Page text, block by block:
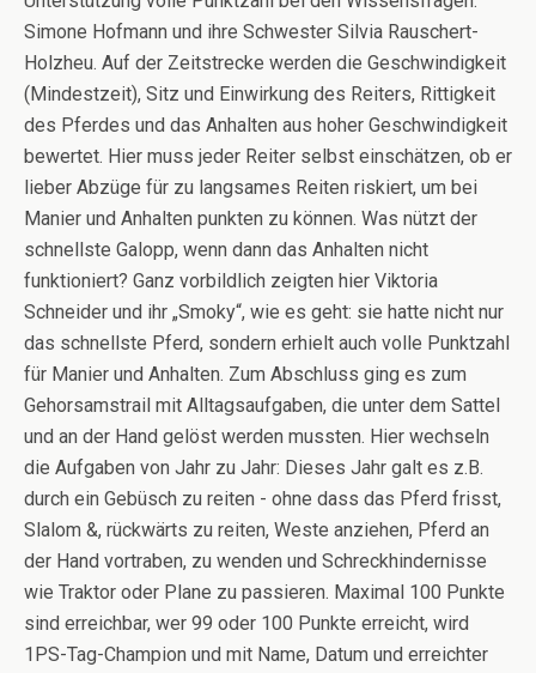
Simone Hofmann und ihre Schwester Silvia Rauschert-
Holzheu. Auf der Zeitstrecke werden die Geschwindigkeit
(Mindestzeit), Sitz und Einwirkung des Reiters, Rittigkeit
des Pferdes und das Anhalten aus hoher Geschwindigkeit
bewertet. Hier muss jeder Reiter selbst einschätzen, ob er
lieber Abzüge für zu langsames Reiten riskiert, um bei
Manier und Anhalten punkten zu können. Was nützt der
schnellste Galopp, wenn dann das Anhalten nicht
funktioniert? Ganz vorbildlich zeigten hier Viktoria
Schneider und ihr „Smoky“, wie es geht: sie hatte nicht nur
das schnellste Pferd, sondern erhielt auch volle Punktzahl
für Manier und Anhalten. Zum Abschluss ging es zum
Gehorsamstrail mit Alltagsaufgaben, die unter dem Sattel
und an der Hand gelöst werden mussten. Hier wechseln
die Aufgaben von Jahr zu Jahr: Dieses Jahr galt es z.B.
durch ein Gebüsch zu reiten - ohne dass das Pferd frisst,
Slalom &, rückwärts zu reiten, Weste anziehen, Pferd an
der Hand vortraben, zu wenden und Schreckhindernisse
wie Traktor oder Plane zu passieren. Maximal 100 Punkte
sind erreichbar, wer 99 oder 100 Punkte erreicht, wird
1PS-Tag-Champion und mit Name, Datum und erreichter